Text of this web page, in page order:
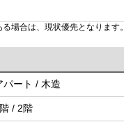
場合は、現状優先となります。
パート / 木造
/ 2階